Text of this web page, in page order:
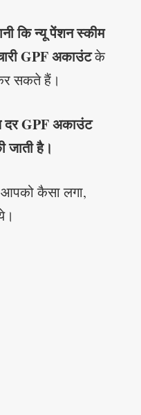
कि न्यू पेंशन स्कीम
GPF अकाउंटके
सकते हैं।
दर GPF अकाउंट
जाती है।
कैसा लगा,